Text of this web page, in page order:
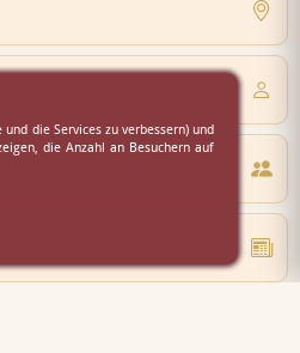
die Services zu verbessern) und
die Anzahl an Besuchern auf